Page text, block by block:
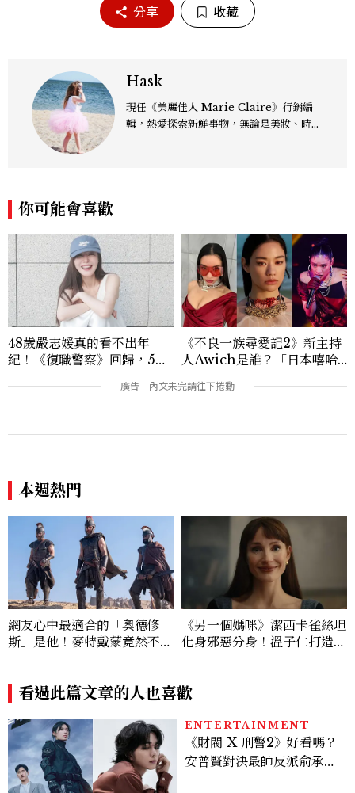
分享 收藏
Hask
現任《美麗佳人 Marie Claire》行銷編
輯，熱愛探索新鮮事物，無論是美妝、時
你可能會喜歡
48歲嚴志媛真的看不出年
紀！《復職警察》回歸，5個
《不良一族尋愛記2》新主持
人Awich是誰？「日本嘻哈
5歲喪夫、家中遭槍擊掃射
本週熱門
網友心中最適合的「奧德修
斯」是他！麥特戴蒙竟然不是
《另一個媽咪》潔西卡雀絲坦
化身邪惡分身！溫子仁打造年
看過此篇文章的人也喜歡
ENTERTAINMENT
《財閥 X 刑警2》好看嗎？
安普賢對決最帥反派俞承